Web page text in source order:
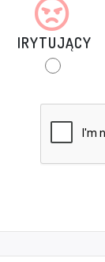
IRYTUJĄCY